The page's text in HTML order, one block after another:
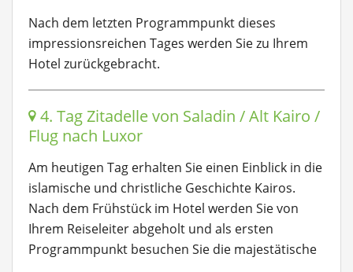
Nach dem letzten Programmpunkt dieses
impressionsreichen Tages werden Sie zu Ihrem
Hotel zurückgebracht.
4. Tag Zitadelle von Saladin / Alt Kairo /
Flug nach Luxor
Am heutigen Tag erhalten Sie einen Einblick in die
islamische und christliche Geschichte Kairos.
Nach dem Frühstück im Hotel werden Sie von
Ihrem Reiseleiter abgeholt und als ersten
Programmpunkt besuchen Sie die majestätische